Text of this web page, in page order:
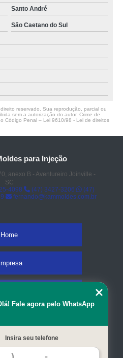
Santo André
São Caetano do Sul
reservado. Sua reprodução, parcial ou
sem a autorização do autor. Crime de
Código Penal – Lei 9610/98 - Lei de direitos
para Injeção
anexo B - Aventureiro Joinville -
SC
4098 (47) 3427-3206
(47)
fernando@kammoldes.com.br
Home
Fale agora pelo WhatsApp
Insira seu telefone